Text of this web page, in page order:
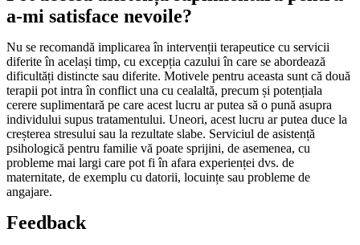
a-mi satisface nevoile?
Nu se recomandă implicarea în intervenții terapeutice cu servicii
diferite în același timp, cu excepția cazului în care se abordează
dificultăți distincte sau diferite. Motivele pentru aceasta sunt că două
terapii pot intra în conflict una cu cealaltă, precum și potențiala
cerere suplimentară pe care acest lucru ar putea să o pună asupra
individului supus tratamentului. Uneori, acest lucru ar putea duce la
creșterea stresului sau la rezultate slabe. Serviciul de asistență
psihologică pentru familie vă poate sprijini, de asemenea, cu
probleme mai largi care pot fi în afara experienței dvs. de
maternitate, de exemplu cu datorii, locuințe sau probleme de
angajare.
Feedback